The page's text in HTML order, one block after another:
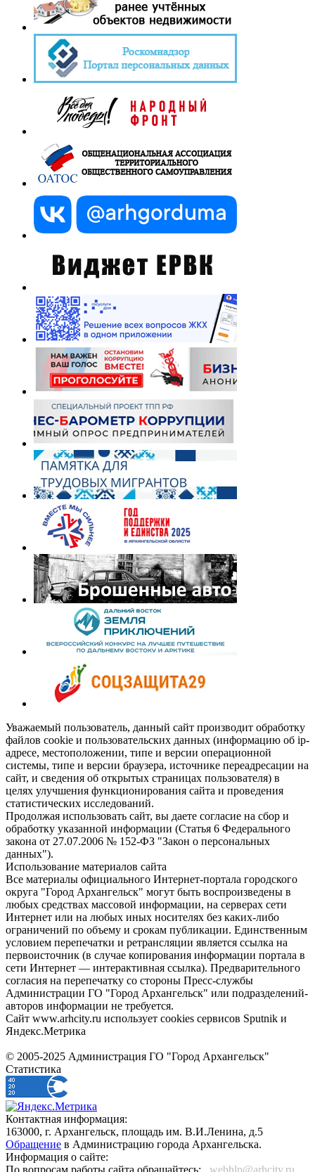
Уважаемый пользователь, данный сайт производит обработку
файлов cookie и пользовательских данных (информацию об ip-
адресе, местоположении, типе и версии операционной
системы, типе и версии браузера, источнике переадресации на
сайт, и сведения об открытых страницах пользователя) в
целях улучшения функционирования сайта и проведения
статистических исследований.
Продолжая использовать сайт, вы даете согласие на сбор и
обработку указанной информации (Статья 6 Федерального
закона от 27.07.2006 № 152-ФЗ "Закон о персональных
данных").
Использование материалов сайта
Все материалы официального Интернет-портала городского
округа "Город Архангельск" могут быть воспроизведены в
любых средствах массовой информации, на серверах сети
Интернет или на любых иных носителях без каких-либо
ограничений по объему и срокам публикации. Единственным
условием перепечатки и ретрансляции является ссылка на
первоисточник (в случае копирования информации портала в
сети Интернет — интерактивная ссылка). Предварительного
согласия на перепечатку со стороны Пресс-службы
Администрации ГО "Город Архангельск" или подразделений-
авторов информации не требуется.
Сайт www.arhcity.ru использует cookies сервисов Sputnik и
Яндекс.Метрика
© 2005-2025 Администрация ГО "Город Архангельск"
Статистика
Контактная информация:
163000, г. Архангельск, площадь им. В.И.Ленина, д.5
Обращение в Администрацию города Архангельска.
Информация о сайте:
По вопросам работы сайта обращайтесь:
_webhlp@arhcity.ru_